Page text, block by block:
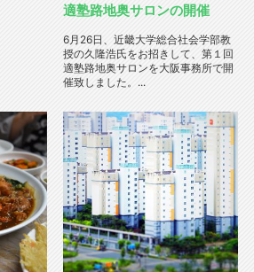
適塾路地奥サロンの開催
6月26日、近畿大学総合社会学部教
授の久隆浩氏をお招きして、第１回
適塾路地奥サロンを大阪事務所で開
催致しました。...